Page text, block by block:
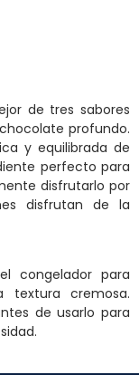
de tres sabores
profundo.
y equilibrada de
perfecto para
disfrutarlo por
disfrutan de la
congelador para
textura cremosa.
de usarlo para